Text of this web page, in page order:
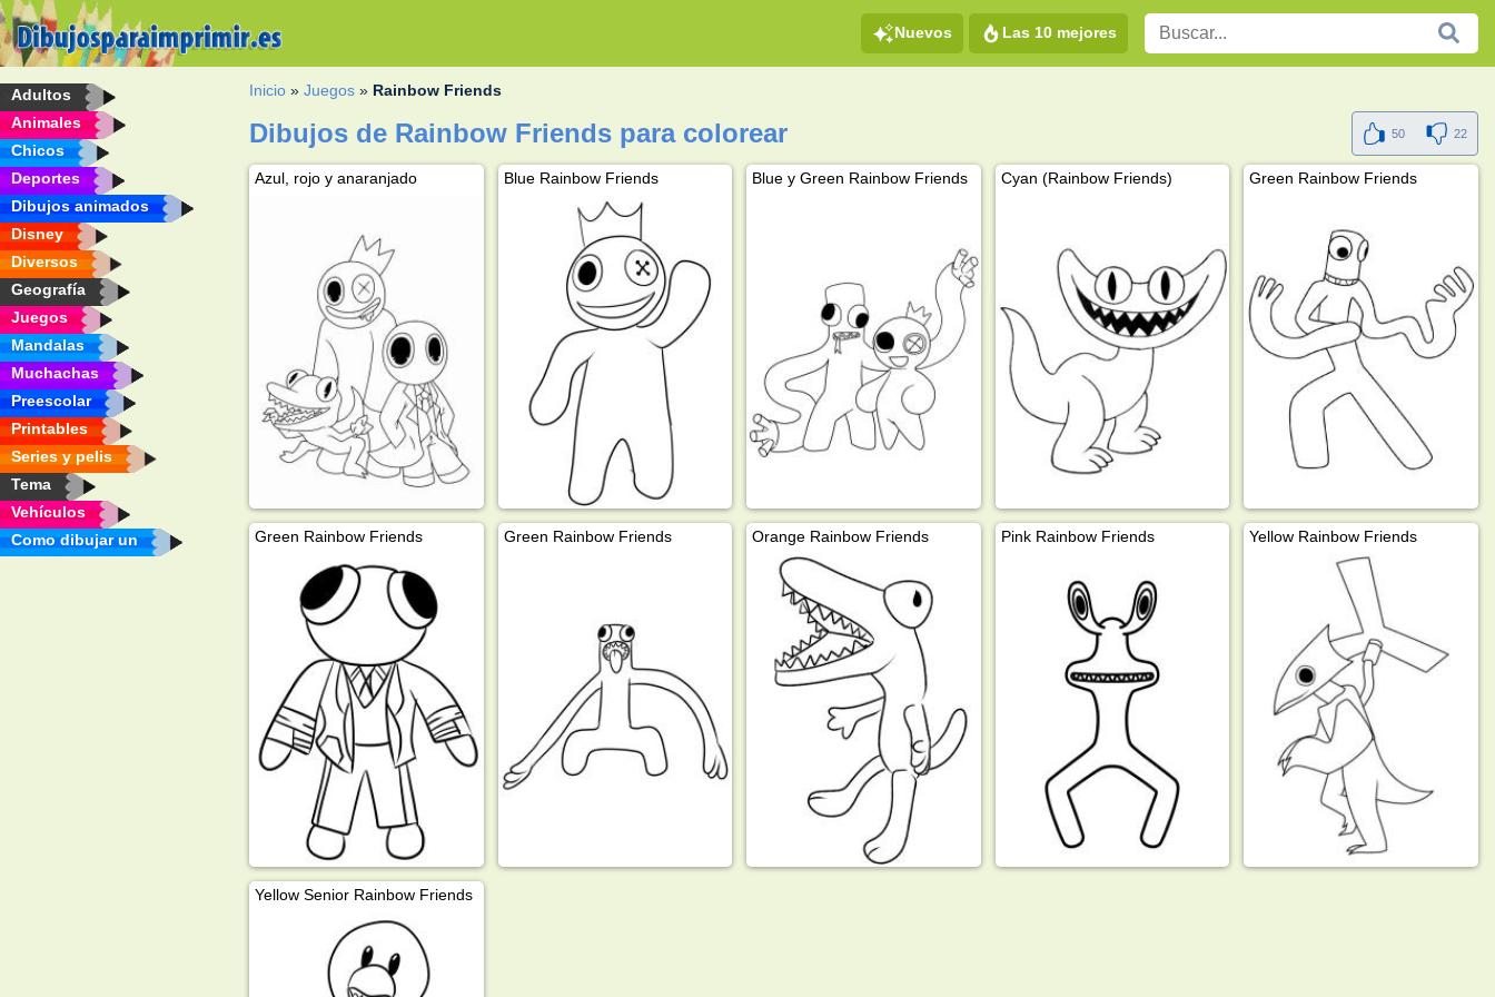
Nuevos Las 10 mejores
Adultos
Animales
Chicos
Deportes
Dibujos animados
Disney
Diversos
Geografía
Juegos
Mandalas
Muchachas
Preescolar
Printables
Series y pelis
Tema
Vehículos
Como dibujar un
Inicio »Juegos » Rainbow Friends
Dibujos de Rainbow Friends para colorear 50 22
Azul, rojo y anaranjado Blue Rainbow Friends Blue y Green Rainbow Friends Cyan (Rainbow Friends) Green Rainbow Friends
Green Rainbow Friends Green Rainbow Friends Orange Rainbow Friends Pink Rainbow Friends Yellow Rainbow Friends
Yellow Senior Rainbow Friends